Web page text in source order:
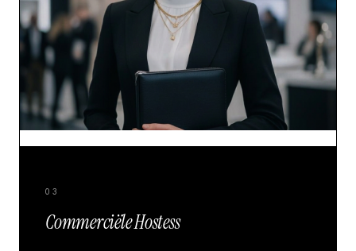
03
Commerciële Hostess